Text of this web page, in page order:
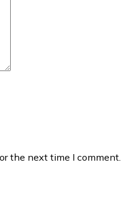
the next time I comment.